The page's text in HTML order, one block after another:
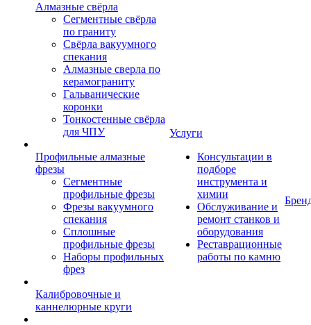
Алмазные свёрла
Сегментные свёрла
по граниту
Свёрла вакуумного
спекания
Алмазные сверла по
керамограниту
Гальванические
коронки
Тонкостенные свёрла
для ЧПУ
Профильные алмазные
фрезы
Сегментные
профильные фрезы
Фрезы вакуумного
спекания
Сплошные
профильные фрезы
Наборы профильных
фрез
Калибровочные и
каннелюрные круги
Услуги
Консультации в
подборе
инструмента и
химии
Обслуживание и
ремонт станков и
оборудования
Реставрационные
работы по камню